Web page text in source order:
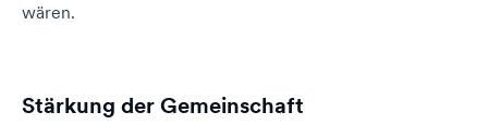
wären.
Stärkung der Gemeinschaft